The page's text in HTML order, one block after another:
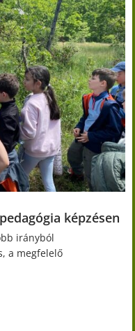
képzésen
irányból
a megfelelő